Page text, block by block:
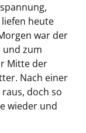
heute
war der
und zum
Mitte der
Nach einer
doch so
wieder und